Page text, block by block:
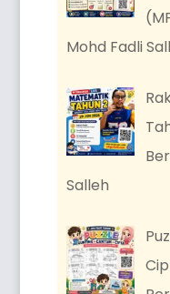
Mohd Fadli
Salleh